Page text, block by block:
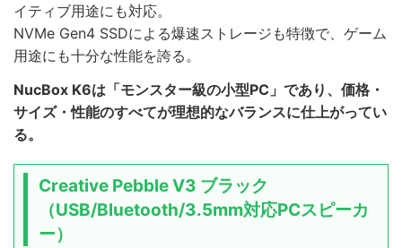
イティブ用途にも対応。
NVMe Gen4 SSDによる爆速ストレージも特徴で、ゲーム
用途にも十分な性能を誇る。
NucBox K6は「モンスター級の小型PC」であり、価格・
サイズ・性能のすべてが理想的なバランスに仕上がってい
る。
Creative Pebble V3 ブラック
（USB/Bluetooth/3.5mm対応PCスピーカ
ー）